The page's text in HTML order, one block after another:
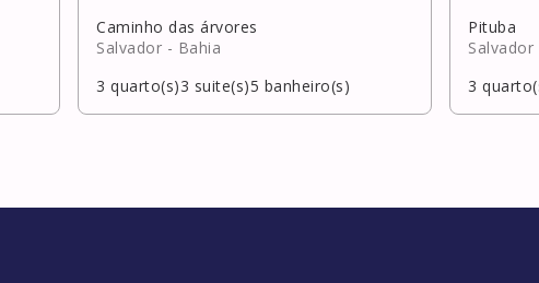
Caminho das árvores
Salvador - Bahia
3 quarto(s)3 suite(s)5 banheiro(s)
Pituba
Salvador
3